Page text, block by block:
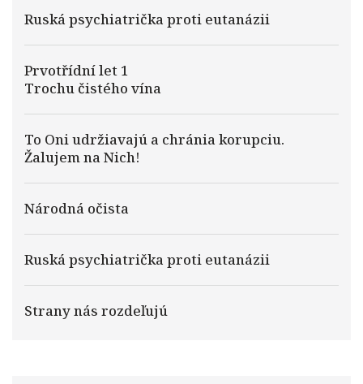
Ruská psychiatrička proti eutanázii
Prvotřídní let 1
Trochu čistého vína
To Oni udržiavajú a chránia korupciu.
Žalujem na Nich!
Národná očista
Ruská psychiatrička proti eutanázii
Strany nás rozdeľujú